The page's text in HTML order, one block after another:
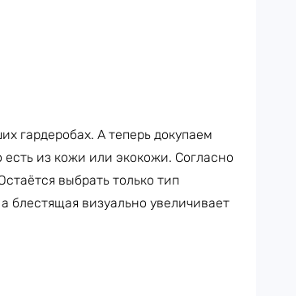
гардеробах. А теперь докупаем
из кожи или экокожи. Согласно
выбрать только тип
блестящая визуально увеличивает